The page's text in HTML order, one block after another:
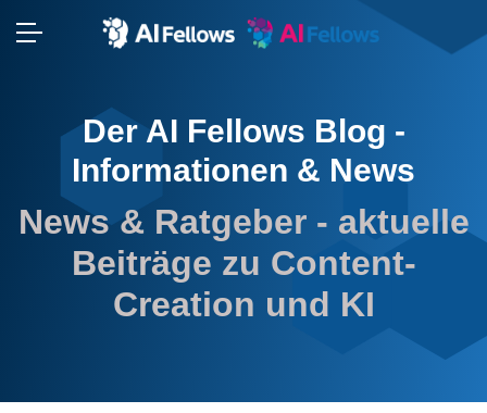
Der AI Fellows Blog -
Informationen & News
News & Ratgeber - aktuelle
Beiträge zu Content-
Creation und KI
⬢ ⬢
⬢